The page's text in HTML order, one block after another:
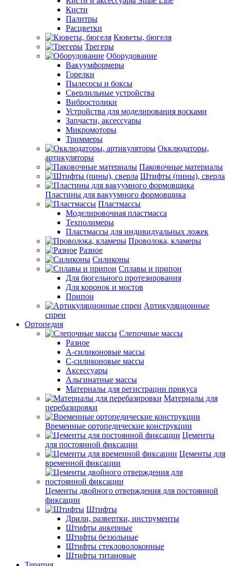
Кисти
Палитры
Расцветки
Кюветы, бюгеля
Трегеры
Оборудование
Вакуумформеры
Горелки
Пылесосы и боксы
Сверлильные устройства
Вибростолики
Устройства для моделирования восками
Запчасти, аксессуары
Микромоторы
Триммеры
Окклюдаторы,
артикуляторы
Паковочные материалы
Штифты (пины), сверла
Пластины для вакуумного формовщика
Пластмассы
Моделировочная пластмасса
Техполимеры
Пластмассы для индивидуальных ложек
Проволока, кламеры
Разное
Силиконы
Сплавы и припои
Для бюгельного протезирования
Для коронок и мостов
Припои
Артикуляционные
спреи
Ортопедия
Слепочные массы
Разное
А-силиконовые массы
С-силиконовые массы
Аксессуары
Альгинатные массы
Материалы для регистрации прикуса
Материалы для
перебазировки
Временные ортопедические конструкции
Цементы
для постоянной фиксации
Цементы для
временной фиксации
Цементы двойного отверждения для постоянной
фиксации
Штифты
Дрили, развертки, инструменты
Штифты анкерные
Штифты беззольные
Штифты стекловолоконные
Штифты титановые